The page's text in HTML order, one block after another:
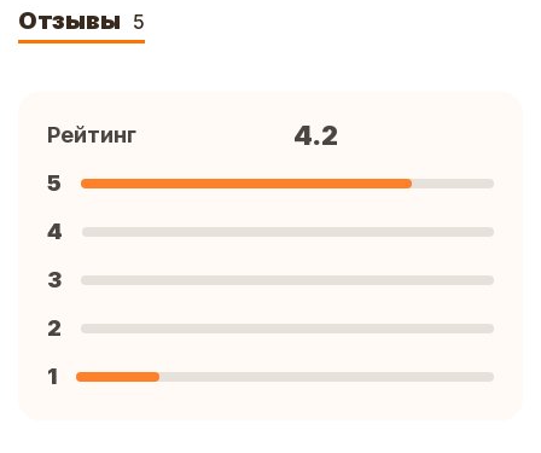
Отзывы 5
Рейтинг 4.2
5
4
3
2
1